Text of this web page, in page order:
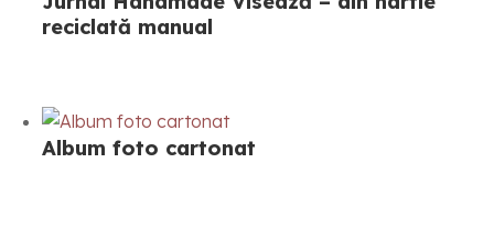
reciclată manual
Album foto cartonat